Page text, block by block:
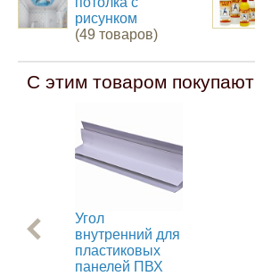
рисунком
(49 товаров)
С этим товаром покупают
Угол
внутренний для
пластиковых
панелей ПВХ